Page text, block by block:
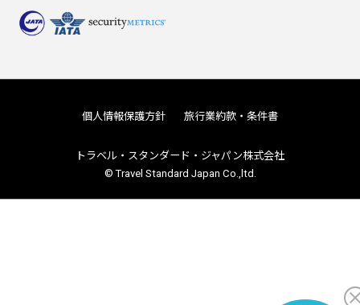
個人情報保護方針 旅行業約款・条件書
トラベル・スタンダード・ジャパン株式会社
© Travel Standard Japan Co.,ltd.